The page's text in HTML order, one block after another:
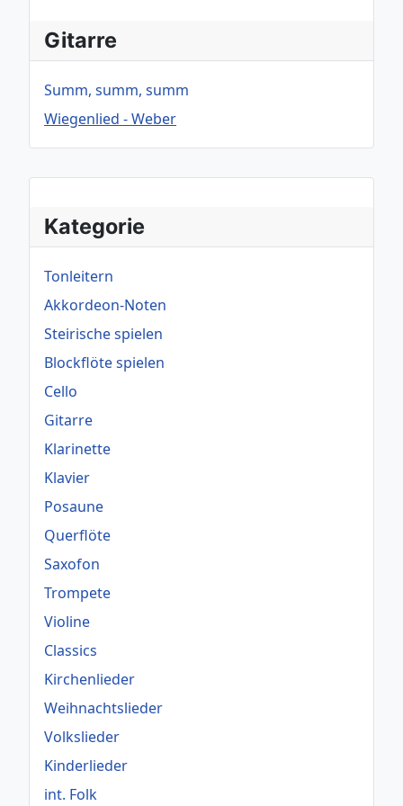
Kategorie
Tonleitern
Akkordeon-Noten
Steirische spielen
Blockflöte spielen
Cello
Gitarre
Klarinette
Klavier
Posaune
Querflöte
Saxofon
Trompete
Violine
Classics
Kirchenlieder
Weihnachtslieder
Volkslieder
Kinderlieder
int. Folk
Gitarre
Summ, summ, summ
Wiegenlied - Weber